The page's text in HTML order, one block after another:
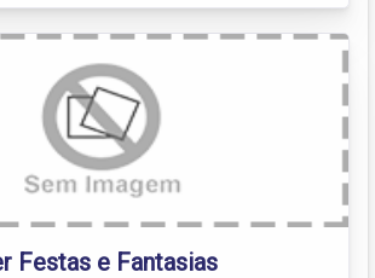
Festas e Fantasias